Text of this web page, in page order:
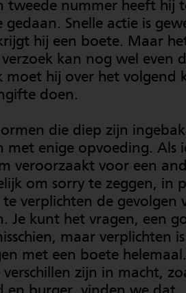
tweede nummer heeft hij
gedaan. Snelle actie is
hij een boete. Maar
kan nog wel even
moet hij over het volgend
doen.
die diep zijn
met enige opvoeding. Als
veroorzaakt voor een
om sorry te zeggen, in
te verplichten de gevolgen
Je kunt het vragen, een
maar verplichten
met een boete
zijn in macht,